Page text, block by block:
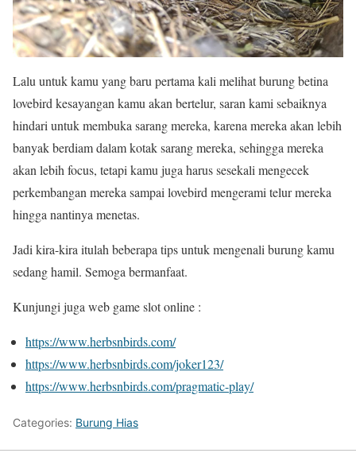
Lalu untuk kamu yang baru pertama kali melihat burung betina
lovebird kesayangan kamu akan bertelur, saran kami sebaiknya
hindari untuk membuka sarang mereka, karena mereka akan lebih
banyak berdiam dalam kotak sarang mereka, sehingga mereka
akan lebih focus, tetapi kamu juga harus sesekali mengecek
perkembangan mereka sampai lovebird mengerami telur mereka
hingga nantinya menetas.
Jadi kira-kira itulah beberapa tips untuk mengenali burung kamu
sedang hamil. Semoga bermanfaat.
Kunjungi juga web game slot online :
https://www.herbsnbirds.com/
https://www.herbsnbirds.com/joker123/
https://www.herbsnbirds.com/pragmatic-play/
Categories: Burung Hias